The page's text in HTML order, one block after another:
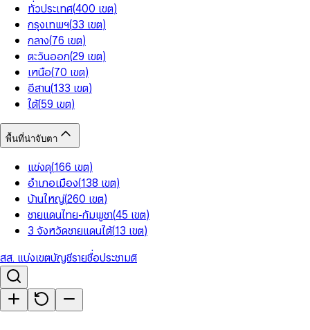
ทั่วประเทศ(400 เขต)
กรุงเทพฯ(33 เขต)
กลาง(76 เขต)
ตะวันออก(29 เขต)
เหนือ(70 เขต)
อีสาน(133 เขต)
ใต้(59 เขต)
พื้นที่น่าจับตา
แข่งดุ(166 เขต)
อำเภอเมือง(138 เขต)
บ้านใหญ่(260 เขต)
ชายแดนไทย-กัมพูชา(45 เขต)
3 จังหวัดชายแดนใต้(13 เขต)
สส. แบ่งเขตบัญชีรายชื่อประชามติ